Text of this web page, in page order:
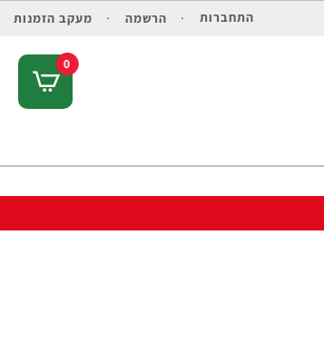
התחברות הרשמה מעקב הזמנות
0